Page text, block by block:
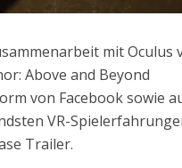
mit Oculus
Above and Beyond
von Facebook sowie
VR-
Trailer.